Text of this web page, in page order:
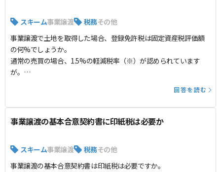
スキーム事業譲渡 税務その他
事業譲渡で土地を取得した場合、登録免許税は固定資産税評価額
の何%でしょうか。
通常の売買の場合、1.5%の軽減税率（※）が認められています
が。
回答を読む
事業譲渡の基本合意契約書に印紙税は必要か
スキーム事業譲渡 税務その他
事業譲渡の基本合意契約書は印紙税は必要ですか。